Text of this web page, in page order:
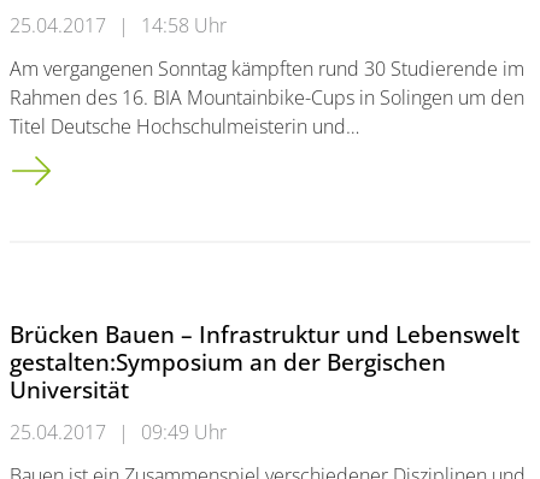
25.04.2017 |
14:58 Uhr
Am vergangenen Sonntag kämpften rund 30 Studierende im
Rahmen des 16. BIA Mountainbike-Cups in Solingen um den
Titel Deutsche Hochschulmeisterin und…
Deutsche Hochschulmeisterschaft Mountainbike (Cross
Brücken Bauen – Infrastruktur und Lebenswelt
gestalten:Symposium an der Bergischen
Universität
25.04.2017 |
09:49 Uhr